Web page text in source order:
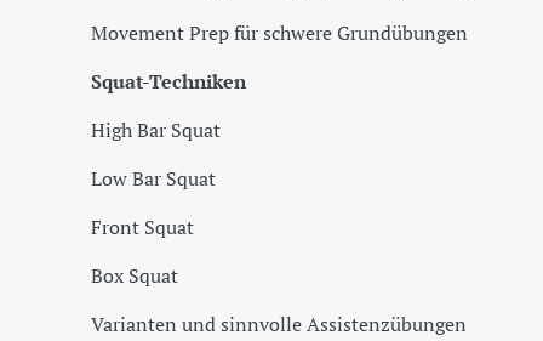
Movement Prep für schwere Grundübungen
Squat-Techniken
High Bar Squat
Low Bar Squat
Front Squat
Box Squat
Varianten und sinnvolle Assistenzübungen